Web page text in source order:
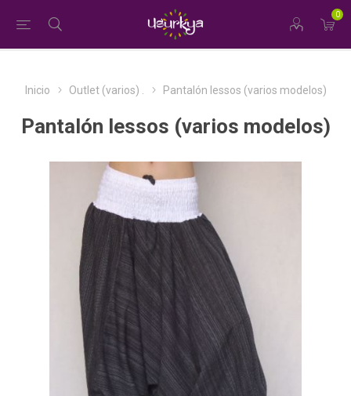
0
Inicio Outlet (varios) . Pantalón lessos (varios modelos)
Pantalón lessos (varios modelos)